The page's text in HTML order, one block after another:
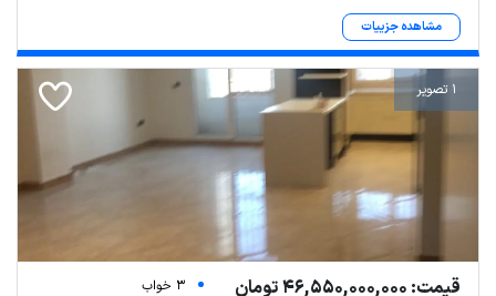
مشاهده جزییات
1 تصویر
قیمت: 46,550,000,000 تومان
3 خواب